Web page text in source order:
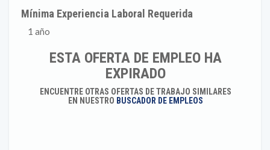
Mínima Experiencia Laboral Requerida
1 año
ESTA OFERTA DE EMPLEO HA
EXPIRADO
ENCUENTRE OTRAS OFERTAS DE TRABAJO SIMILARES
EN NUESTRO BUSCADOR DE EMPLEOS